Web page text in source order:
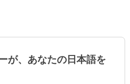
が、あなたの日本語を